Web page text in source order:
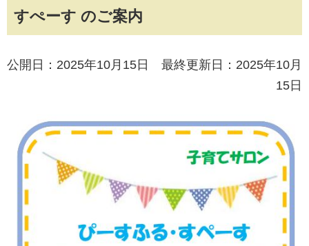
すぺーす のご案内
公開日：2025年10月15日 最終更新日：2025年10月
15日